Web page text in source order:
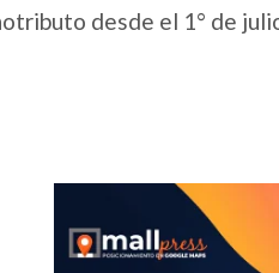
desde el 1° de